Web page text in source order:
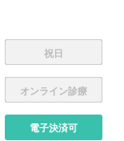
祝日
オンライン診療
電子決済可